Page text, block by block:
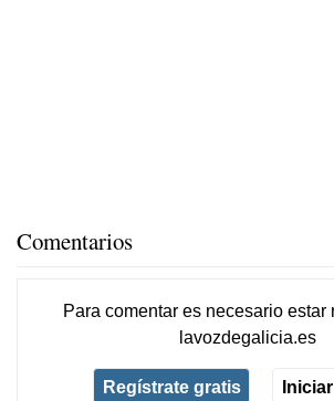
Comentarios
Para comentar es necesario estar
lavozdegalicia.es
Regístrate gratis